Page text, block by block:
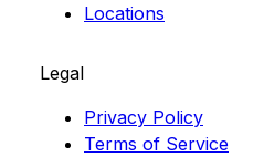
Locations
Legal
Privacy Policy
Terms of Service